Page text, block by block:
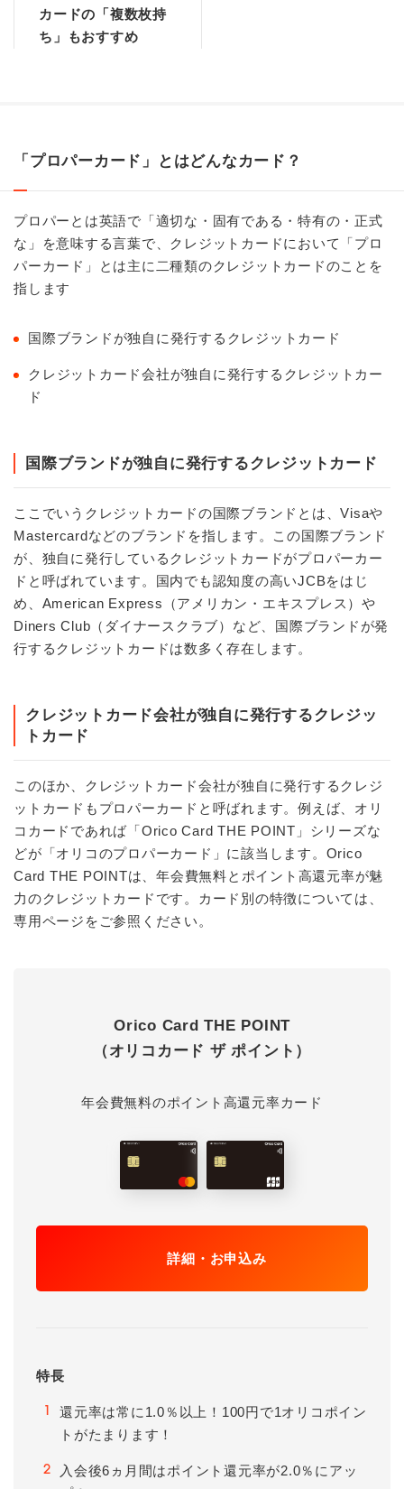
カードの「複数枚持
ち」もおすすめ
「プロパーカード」とはどんなカード？
プロパーとは英語で「適切な・固有である・特有の・正式
な」を意味する言葉で、クレジットカードにおいて「プロ
パーカード」とは主に二種類のクレジットカードのことを
指します
国際ブランドが独自に発行するクレジットカード
クレジットカード会社が独自に発行するクレジットカー
ド
国際ブランドが独自に発行するクレジットカード
ここでいうクレジットカードの国際ブランドとは、Visaや
Mastercardなどのブランドを指します。この国際ブランド
が、独自に発行しているクレジットカードがプロパーカー
ドと呼ばれています。国内でも認知度の高いJCBをはじ
め、American Express（アメリカン・エキスプレス）や
Diners Club（ダイナースクラブ）など、国際ブランドが発
行するクレジットカードは数多く存在します。
クレジットカード会社が独自に発行するクレジッ
トカード
このほか、クレジットカード会社が独自に発行するクレジ
ットカードもプロパーカードと呼ばれます。例えば、オリ
コカードであれば「Orico Card THE POINT」シリーズな
どが「オリコのプロパーカード」に該当します。Orico
Card THE POINTは、年会費無料とポイント高還元率が魅
力のクレジットカードです。カード別の特徴については、
専用ページをご参照ください。
Orico Card THE POINT
（オリコカード ザ ポイント）
年会費無料のポイント高還元率カード
詳細・お申込み
特長
1
還元率は常に1.0％以上！100円で1オリコポイン
トがたまります！
2
入会後6ヵ月間はポイント還元率が2.0％にアッ